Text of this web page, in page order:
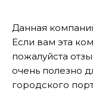
Данная
Если вам эта
пожалуйста
очень полезно
городского